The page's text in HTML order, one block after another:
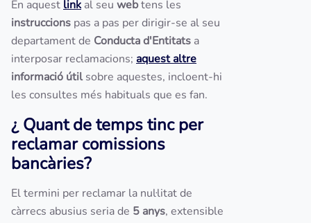
En aquest link al seu webtens les
instruccions pas a pas per dirigir-se al seu
departament de Conducta d'Entitats a
interposar reclamacions; aquest altre
informació útilsobre aquestes, incloent-hi
les consultes més habituals que es fan.
¿ Quant de temps tinc per
reclamar comissions
bancàries?
El termini per reclamar la nul·litat de
càrrecs abusius seria de 5 anys, extensible